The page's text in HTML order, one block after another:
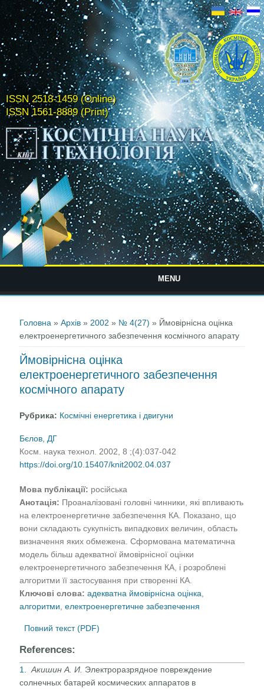
ISSN 2518-1459 (Online)
ISSN 1561-8889 (Print)
MENU
Головна »Архів » 2002 » № 4(27) » Ймовірнісна оцінка
електроенергетичного забезпечення космічного апарату
Ймовірнісна оцінка
електроенергетичного забезпечення
космічного апарату
Рубрика: Космічні енергетика і двигуни
Бєлов, ДГ
Косм. наука технол. 2002, 8 ;(4):037-042
https://doi.org/10.15407/knit2002.04.037
Мова публікації: російська
Анотація: Проаналізовані головні чинники, які впливають
на електроенергетичне забезпечення КА. Показано, що
вони складають сукупність випадкових величин, область
визначення яких обмежена. Сформована математична
модель більш адекватної ймовірнісної оцінки
електроенергетичного забезпечення КА, і розроблені
алгоритми її застосування при створенні КА.
Ключові слова: адекватна ймовірнісна оцінка
алгоритми ,електроенергетичне забезпечення
Повний текст (PDF)
References:
1.Акишин А. И. Электроразрядное повреждение
солнечных батарей космических аппаратов в